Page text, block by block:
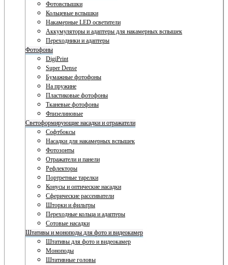
Фотовспышки
Кольцевые вспышки
Накамерные LED осветители
Аккумуляторы и адаптеры для накамерных вспышек
Переходники и адаптеры
Фотофоны
DigiPrint
Super Dense
Бумажные фотофоны
На пружине
Пластиковые фотофоны
Тканевые фотофоны
Флизелиновые
Светоформирующие насадки и отражатели
Софтбоксы
Насадки для накамерных вспышек
Фотозонты
Отражатели и панели
Рефлекторы
Портретные тарелки
Конусы и оптические насадки
Сферические рассеиватели
Шторки и фильтры
Переходные кольца и адаптеры
Сотовые насадки
Штативы и моноподы для фото и видеокамер
Штативы для фото и видеокамер
Моноподы
Штативные головы